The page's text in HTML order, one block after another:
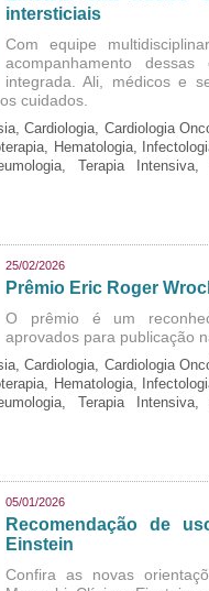
intersticiais
Com equipe
acompanhamento
integrada. Ali, médicos e
cuidados.
Cardiologia, Cardiologia
Hematologia,
Terapia
25/02/2026
Prêmio Eric Roger
O prêmio é um
aprovados para publicação
Cardiologia, Cardiologia
Hematologia,
Terapia
05/01/2026
Recomendação de
Einstein
Confira as novas